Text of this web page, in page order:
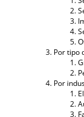
Por tipo
Por